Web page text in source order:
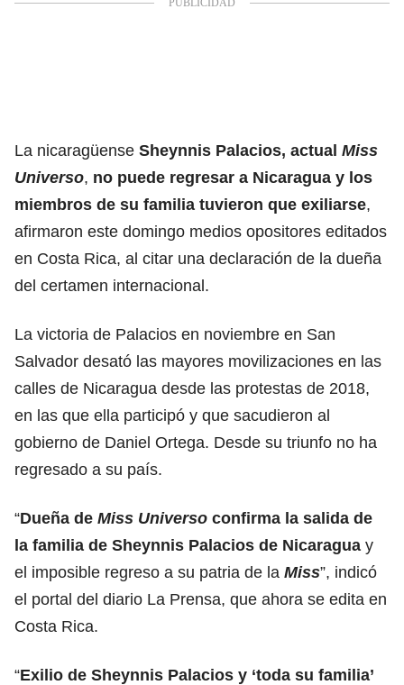
La nicaragüense Sheynnis Palacios, actual Miss
Universo, no puede regresar a Nicaragua y los
miembros de su familia tuvieron que exiliarse,
afirmaron este domingo medios opositores editados
en Costa Rica, al citar una declaración de la dueña
del certamen internacional.
La victoria de Palacios en noviembre en San
Salvador desató las mayores movilizaciones en las
calles de Nicaragua desde las protestas de 2018,
en las que ella participó y que sacudieron al
gobierno de Daniel Ortega. Desde su triunfo no ha
regresado a su país.
“Dueña de Miss Universo confirma la salida de
la familia de Sheynnis Palacios de Nicaragua y
el imposible regreso a su patria de la Miss”, indicó
el portal del diario La Prensa, que ahora se edita en
Costa Rica.
“Exilio de Sheynnis Palacios y ‘toda su familia’